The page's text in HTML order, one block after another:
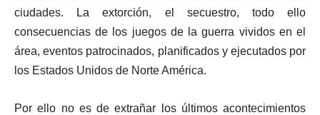
ciudades. La extorción, el secuestro, todo ello
consecuencias de los juegos de la guerra vividos en el
área, eventos patrocinados, planificados y ejecutados por
los Estados Unidos de Norte América.
Por ello no es de extrañar los últimos acontecimientos